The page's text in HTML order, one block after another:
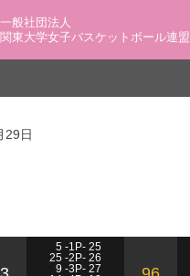
一般社団法人
関東大学女子バスケットボール連盟
29日
5 -1P- 25
25 -2P- 26
9 -3P- 27